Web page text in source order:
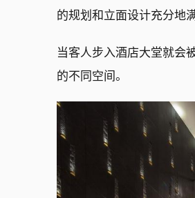
的规划和立面设计充分地
当客人步入酒店大堂就会
的不同空间。